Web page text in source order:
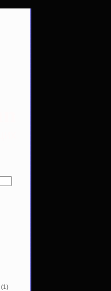
(1)